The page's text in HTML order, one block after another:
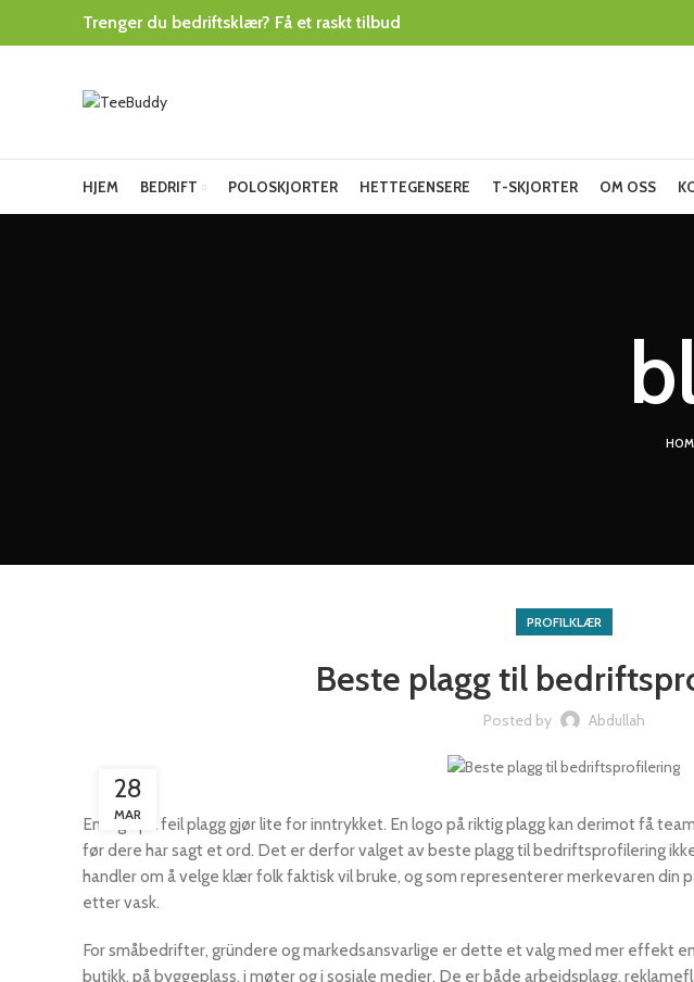
Trenger du bedriftsklær? Få et raskt tilbud
HJEM BEDRIFT POLOSKJORTER HETTEGENSERE T-SKJORTER OM OSS
PROFILKLÆR
Beste plagg til
Posted by Abdullah
28
MAR
En logo på feil plagg gjør lite for inntrykket. En logo på riktig plagg kan derimot få
før dere har sagt et ord. Det er derfor valget av beste plagg til bedriftsprofilering
handler om å velge klær folk faktisk vil bruke, og som representerer merkevaren din
etter vask.
For småbedrifter, gründere og markedsansvarlige er dette et valg med mer effekt
butikk, på byggeplass, i møter og i sosiale medier. De er både arbeidsplagg,